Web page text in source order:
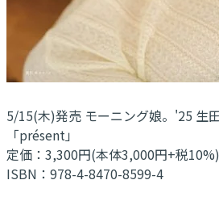
5/15(木)発売 モーニング娘。'25 生
「présent」
定価：3,300円(本体3,000円+税10%)
ISBN：978-4-8470-8599-4